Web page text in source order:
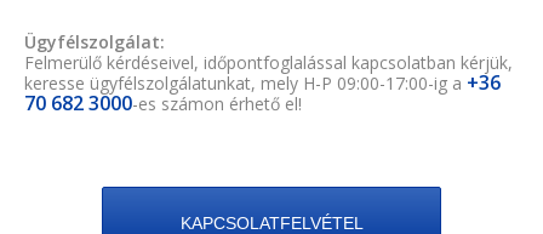
Ügyfélszolgálat:
Felmerülő kérdéseivel, időpontfoglalással kapcsolatban kérjük,
keresse ügyfélszolgálatunkat, mely H-P 09:00-17:00-ig a +36
70 682 3000-es számon érhető el!
KAPCSOLATFELVÉTEL